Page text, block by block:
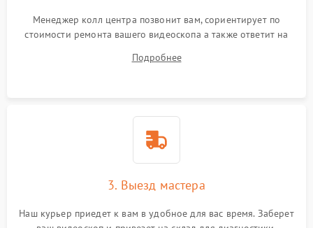
Менеджер колл центра позвонит вам, сориентирует по
стоимости ремонта вашего видеоскопа а также ответит на
Подробнее
3. Выезд мастера
Наш курьер приедет к вам в удобное для вас время. Заберет